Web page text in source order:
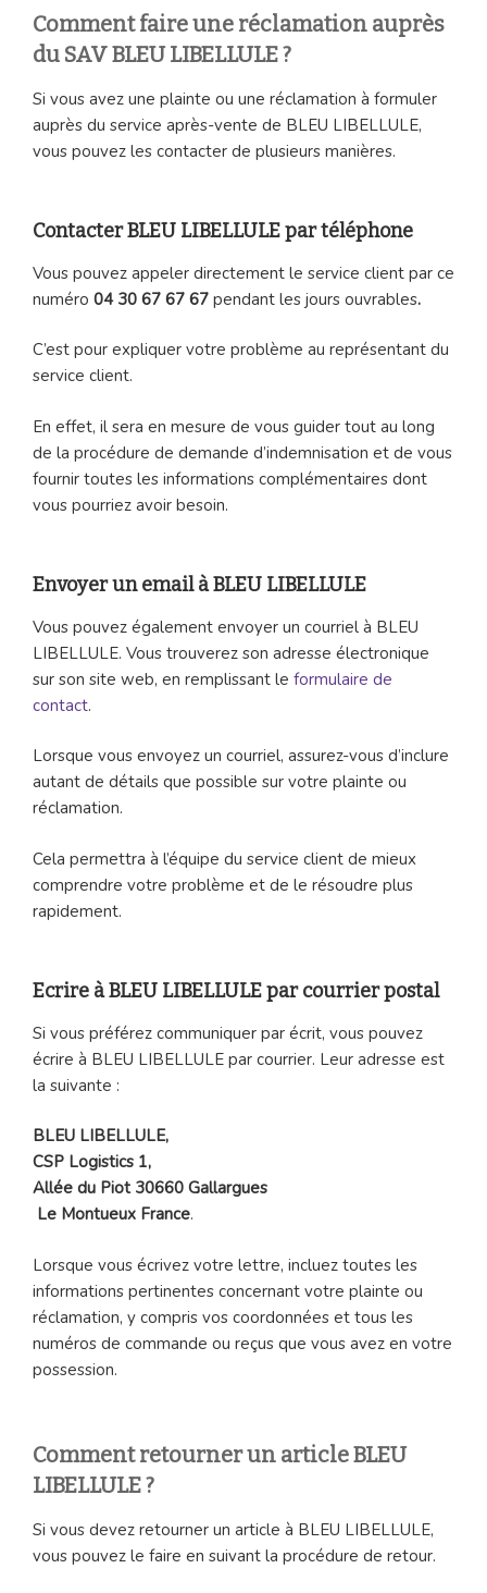
Comment faire une réclamation auprès
du SAV BLEU LIBELLULE ?
Si vous avez une plainte ou une réclamation à formuler
auprès du service après-vente de BLEU LIBELLULE,
vous pouvez les contacter de plusieurs manières.
Contacter BLEU LIBELLULE par téléphone
Vous pouvez appeler directement le service client par ce
numéro 04 30 67 67 67 pendant les jours ouvrables.
C’est pour expliquer votre problème au représentant du
service client.
En effet, il sera en mesure de vous guider tout au long
de la procédure de demande d’indemnisation et de vous
fournir toutes les informations complémentaires dont
vous pourriez avoir besoin.
Envoyer un email à BLEU LIBELLULE
Vous pouvez également envoyer un courriel à BLEU
LIBELLULE. Vous trouverez son adresse électronique
sur son site web, en remplissant le formulaire de
contact.
Lorsque vous envoyez un courriel, assurez-vous d’inclure
autant de détails que possible sur votre plainte ou
réclamation.
Cela permettra à l’équipe du service client de mieux
comprendre votre problème et de le résoudre plus
rapidement.
Ecrire à BLEU LIBELLULE par courrier postal
Si vous préférez communiquer par écrit, vous pouvez
écrire à BLEU LIBELLULE par courrier. Leur adresse est
la suivante :
BLEU LIBELLULE,
CSP Logistics 1,
Allée du Piot 30660 Gallargues
Le Montueux France.
Lorsque vous écrivez votre lettre, incluez toutes les
informations pertinentes concernant votre plainte ou
réclamation, y compris vos coordonnées et tous les
numéros de commande ou reçus que vous avez en votre
possession.
Comment retourner un article BLEU
LIBELLULE ?
Si vous devez retourner un article à BLEU LIBELLULE,
vous pouvez le faire en suivant la procédure de retour.